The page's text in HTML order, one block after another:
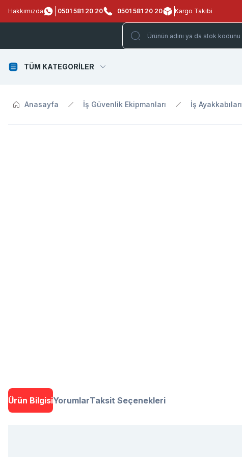
Hakkımızda 0501 581 20 20 0501 581 20 20 Kargo Takibi
TÜM KATEGORİLER
Anasayfa İş Güvenlik Ekipmanları İş Ayakkabıları
Ürün BilgisiYorumlarTaksit Seçenekleri